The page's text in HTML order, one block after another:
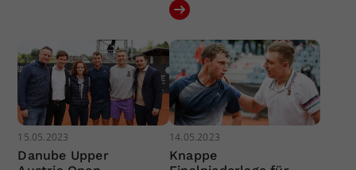
15.05.2023
Danube Upper
14.05.2023
Knappe